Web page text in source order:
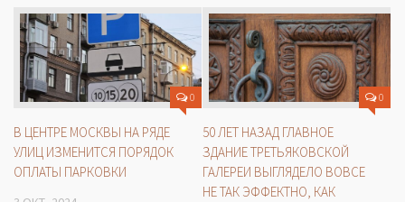
0
В ЦЕНТРЕ МОСКВЫ НА РЯДЕ
УЛИЦ ИЗМЕНИТСЯ ПОРЯДОК
ОПЛАТЫ ПАРКОВКИ
0
50 ЛЕТ НАЗАД ГЛАВНОЕ
ЗДАНИЕ ТРЕТЬЯКОВСКОЙ
ГАЛЕРЕИ ВЫГЛЯДЕЛО ВОВСЕ
НЕ ТАК ЭФФЕКТНО, КАК